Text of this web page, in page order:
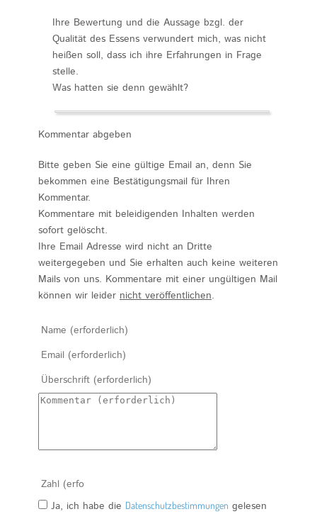
Ihre Bewertung und die Aussage bzgl. der
Qualität des Essens verwundert mich, was nicht
heißen soll, dass ich ihre Erfahrungen in Frage
stelle.
Was hatten sie denn gewählt?
Kommentar abgeben
Bitte geben Sie eine gültige Email an, denn Sie
bekommen eine Bestätigungsmail für Ihren
Kommentar.
Kommentare mit beleidigenden Inhalten werden
sofort gelöscht.
Ihre Email Adresse wird nicht an Dritte
weitergegeben und Sie erhalten auch keine weiteren
Mails von uns. Kommentare mit einer ungültigen Mail
können wir leider nicht veröffentlichen.
Ja, ich habe die Datenschutzbestimmungen gelesen